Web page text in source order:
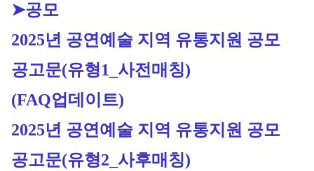
➤공모
2025년 공연예술 지역 유통지원 공모
공고문(유형1_사전매칭)
(FAQ업데이트)
2025년 공연예술 지역 유통지원 공모
공고문(유형2_사후매칭)